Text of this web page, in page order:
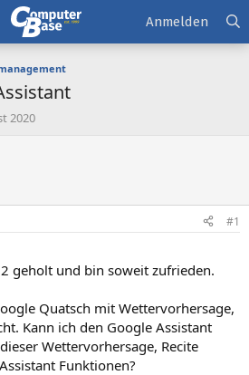
Anmelden
2020
#1
geholt und bin soweit zufrieden.
Quatsch mit Wettervorhersage,
Kann ich den Google Assistant
Wettervorhersage, Recite
Funktionen?